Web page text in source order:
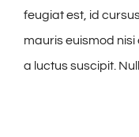
feugiat est, id
mauris euismod
a luctus suscipit.